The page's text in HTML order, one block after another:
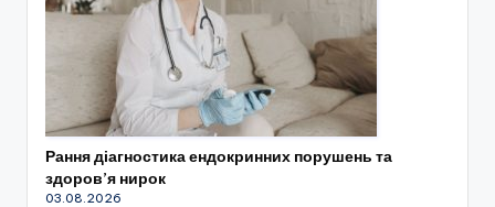
Рання діагностика ендокринних порушень та
здоров’я нирок
03.08.2026